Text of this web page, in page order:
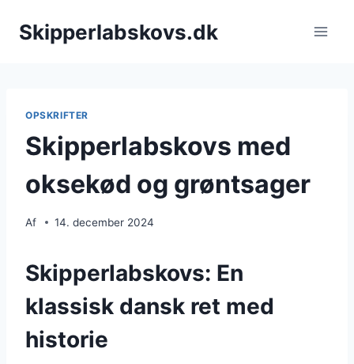
Skipperlabskovs.dk
OPSKRIFTER
Skipperlabskovs med
oksekød og grøntsager
Af 14. december 2024
Skipperlabskovs: En
klassisk dansk ret med
historie